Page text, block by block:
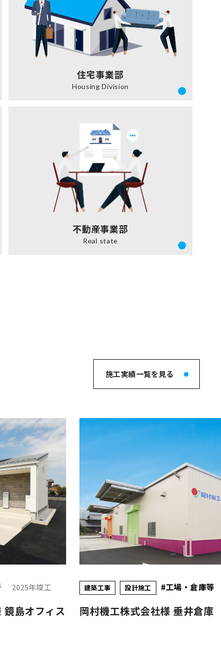
住宅事業部
Housing Division
不動産事業部
Real state
施工実績一覧を見る
2025年竣工 建築工事 設計施工 #事務所
内藤電機株式会社様 桜通社屋